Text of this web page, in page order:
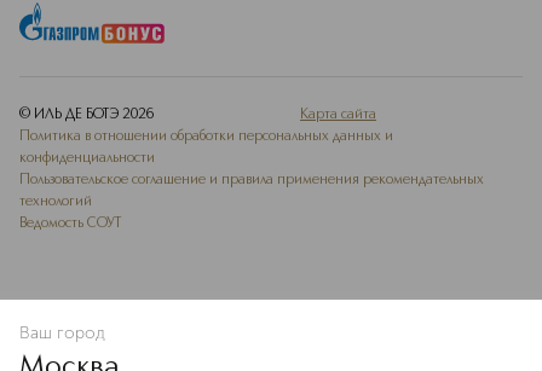
© ИЛЬ ДЕ БОТЭ 2026
Карта сайта
Политика в отношении обработки персональных данных и
конфиденциальности
Пользовательское соглашение и правила применения рекомендательных
технологий
Ведомость СОУТ
Ваш город